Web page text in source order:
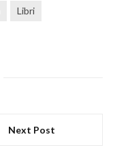
Libri
Next Post